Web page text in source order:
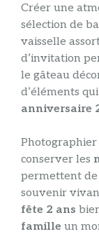
Créer une
sélection de
vaisselle
d’invitation
le gâteau
d’éléments
anniversaire
conserver les
permettent
souvenir
fête 2 ans
famille un